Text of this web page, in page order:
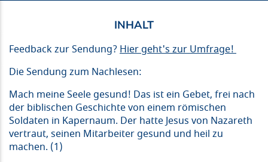
Feedback zur Sendung? Hier geht's zur Umfrage!
Die Sendung zum Nachlesen:
Mach meine Seele gesund! Das ist ein Gebet, frei nach
der biblischen Geschichte von einem römischen
Soldaten in Kapernaum. Der hatte Jesus von Nazareth
vertraut, seinen Mitarbeiter gesund und heil zu
machen. (1)